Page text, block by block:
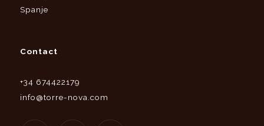
Spanje
Contact
+34 674422179
info@torre-nova.com